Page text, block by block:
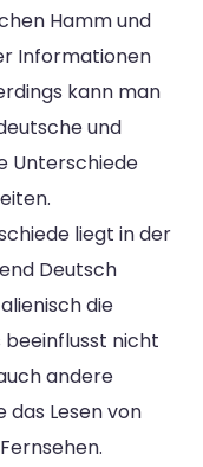
Hamm und
Informationen
kann man
und
Unterschiede
liegt in der
Deutsch
die
beeinflusst nicht
andere
das Lesen von